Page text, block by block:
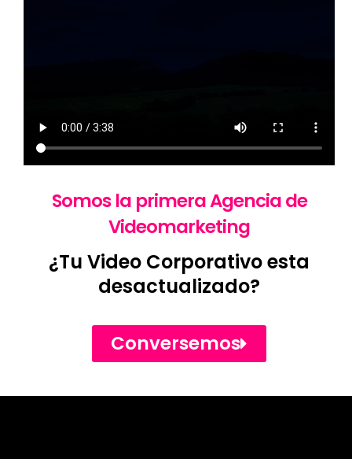
Somos la primera Agencia de
Videomarketing
¿Tu Video Corporativo esta
desactualizado?
Conversemos